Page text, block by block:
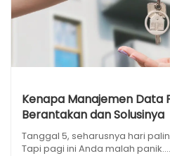
Kenapa Manajemen Data
Berantakan dan Solusinya
Tanggal 5, seharusnya hari
Tapi pagi ini Anda malah panik....